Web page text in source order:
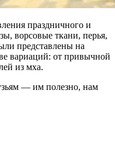
праздничного и
ворсовые ткани, перья,
представлены на
вариаций: от привычной
из мха.
— им полезно, нам